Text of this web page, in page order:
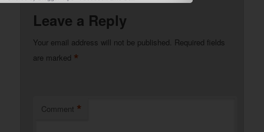
Leave a Reply
Your email address will not be published. Required fields
are marked *
Comment *